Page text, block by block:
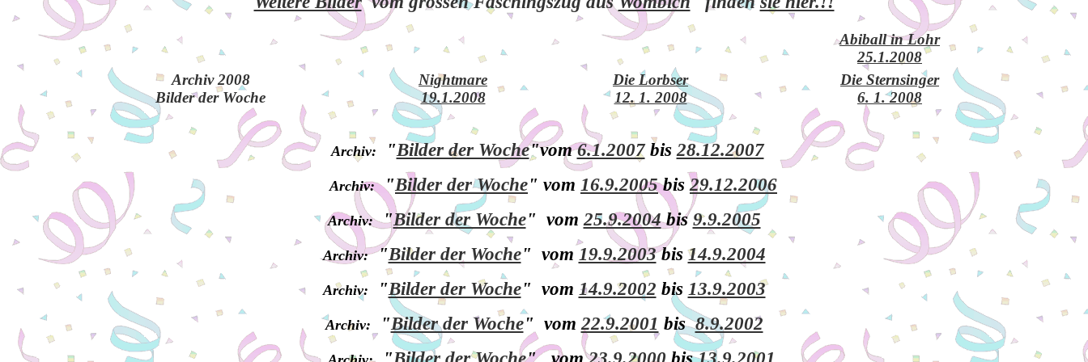
Abiball in Lohr
25.1.2008
Archiv 2008
Bilder der Woche
Nightmare
19.1.2008
Die Lorbser
12. 1. 2008
Die Sternsinger
6. 1. 2008
Archiv: "Bilder der Woche"vom6.1.2007bis 28.12.2007
Archiv:"Bilder der Woche" vom 16.9.2005bis 29.12.2006
Archiv:"Bilder der Woche" vom 25.9.2004bis9.9.2005
Archiv:"Bilder der Woche" vom 19.9.2003bis 14.9.2004
Archiv: "Bilder der Woche" vom 14.9.2002 bis 13.9.2003
Archiv: "Bilder der Woche" vom 22.9.2001 bis8.9.2002